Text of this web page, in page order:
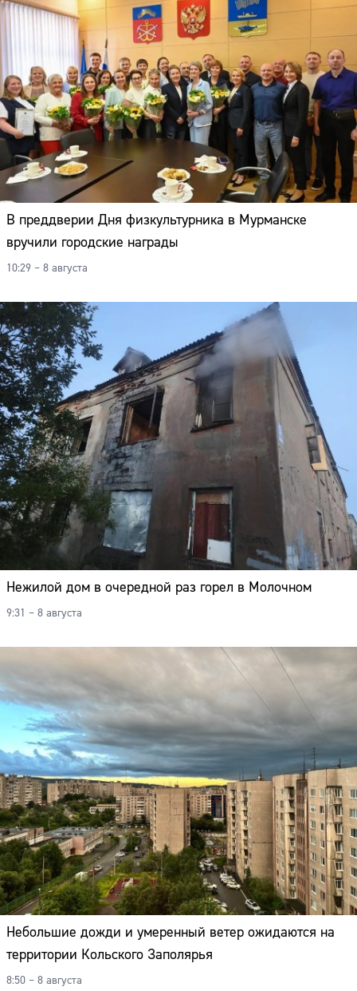
В преддверии Дня физкультурника в Мурманске
вручили городские награды
10:29 – 8 августа
Нежилой дом в очередной раз горел в Молочном
9:31 – 8 августа
Небольшие дожди и умеренный ветер ожидаются на
территории Кольского Заполярья
8:50 – 8 августа